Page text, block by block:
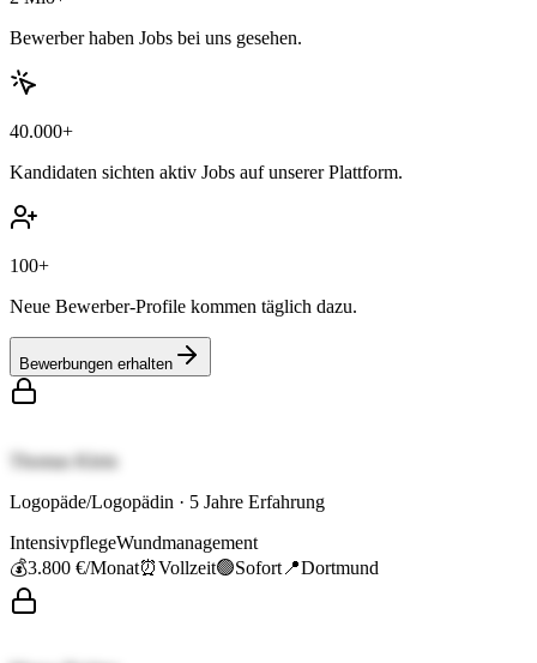
Bewerber haben Jobs bei uns gesehen.
40.000+
Kandidaten sichten aktiv Jobs auf unserer Plattform.
100+
Neue Bewerber-Profile kommen täglich dazu.
Bewerbungen erhalten
Thomas Klein
Logopäde/Logopädin · 5 Jahre Erfahrung
IntensivpflegeWundmanagement
💰3.800 €/Monat⏰Vollzeit🟢Sofort 📍Dortmund